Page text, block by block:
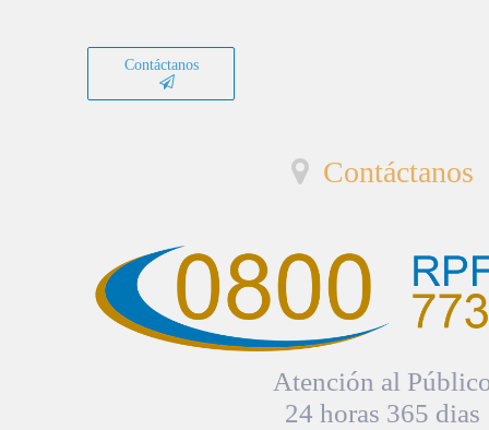
Contáctanos
Contáctanos
Atención al
24 horas 365 dias